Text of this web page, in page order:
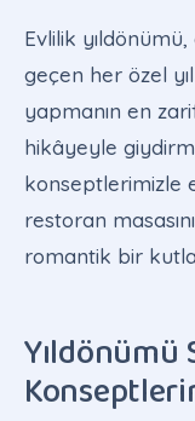
Evlilik
geçen her özel
yapmanın en
hikâyeyle
konseptlerimizle
restoran
romantik bir
Yıldönümü